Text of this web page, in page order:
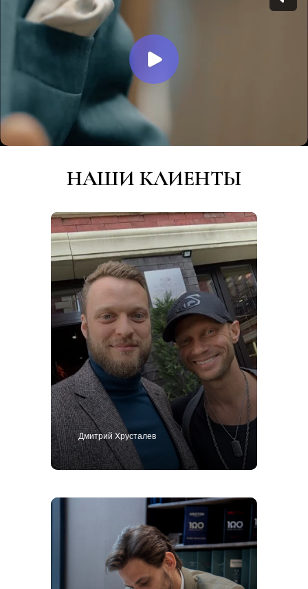
НАШИ КЛИЕНТЫ
Дмитрий Хрусталев